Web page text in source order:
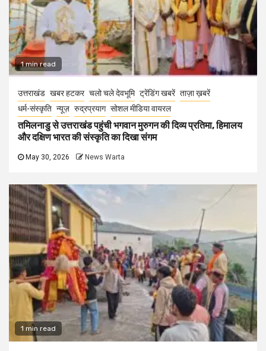
1 min read
उत्तराखंड खबर हटकर चलो चले देवभूमि ट्रेंडिंग खबरें ताज़ा ख़बरें
धर्म-संस्कृति न्यूज़ रुद्रप्रयाग सोशल मीडिया वायरल
तमिलनाडु से उत्तराखंड पहुंची भगवान मुरुगन की दिव्य प्रतिमा, हिमालय
और दक्षिण भारत की संस्कृति का दिखा संगम
May 30, 2026 News Warta
1 min read